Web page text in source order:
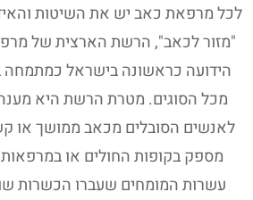
לכל מרפאת כאב יש את השיטות
"מזור לכאב", הרשת הארצית של
הידועה כראשונה בישראל כמתמחה
מכל הסוגים. מטרת הרשת היא מענה
לאנשים הסובלים מכאב ממושך או
מספק בקופות החולים או
עשרות המומחים שעברו הכשרות